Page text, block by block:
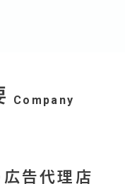
Company
告代理店